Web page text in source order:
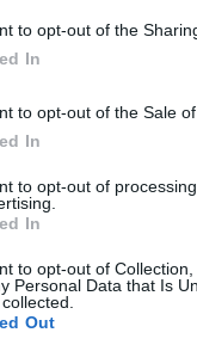
to opt-out of the
In
to opt-out of the Sale
In
to opt-out of
In
to opt-out of
Personal Data that Is
Out
ale